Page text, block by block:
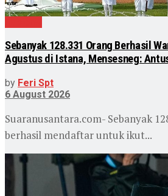
Sebanyak 128.331 Orang Berhasil
Agustus di Istana, Mensesneg:
by Feri Spt
6 August 2026
Suaranusantara.com- Sebanyak
berhasil mendaftar untuk ikut...